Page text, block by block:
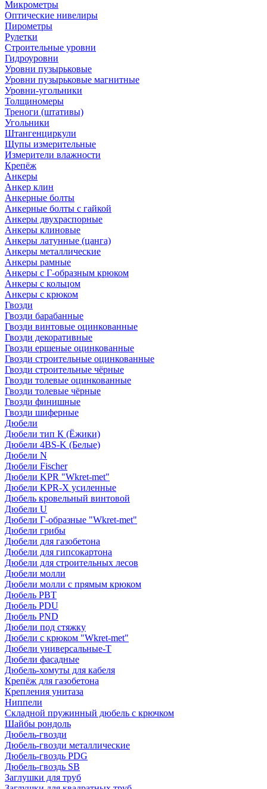
Микрометры
Оптические нивелиры
Пирометры
Рулетки
Строительные уровни
Гидроуровни
Уровни пузырьковые
Уровни пузырьковые магнитные
Уровни-угольники
Толщиномеры
Треноги (штативы)
Угольники
Штангенциркули
Щупы измерительные
Измерители влажности
Крепёж
Анкеры
Анкер клин
Анкерные болты
Анкерные болты с гайкой
Анкеры двухраспорные
Анкеры клиновые
Анкеры латунные (цанга)
Анкеры металлические
Анкеры рамные
Анкеры с Г-образным крюком
Анкеры с кольцом
Анкеры с крюком
Гвозди
Гвозди барабанные
Гвозди винтовые оцинкованные
Гвозди декоративные
Гвозди ершеные оцинкованные
Гвозди строительные оцинкованные
Гвозди строительные чёрные
Гвозди толевые оцинкованные
Гвозди толевые чёрные
Гвозди финишные
Гвозди шиферные
Дюбели
Дюбели тип К (Ёжики)
Дюбели 4BS-K (Белые)
Дюбели N
Дюбели Fischer
Дюбели KPR "Wkret-met"
Дюбели KPR-Х усиленные
Дюбель кровельный винтовой
Дюбели U
Дюбели Г-образные "Wkret-met"
Дюбели грибы
Дюбели для газобетона
Дюбели для гипсокартона
Дюбели для строительных лесов
Дюбели молли
Дюбели молли с прямым крюком
Дюбель PBT
Дюбель PDU
Дюбель PND
Дюбели под стяжку
Дюбели с крюком "Wkret-met"
Дюбели универсальные-Т
Дюбели фасадные
Дюбель-хомуты для кабеля
Крепёж для газобетона
Крепления унитаза
Ниппели
Складной пружинный дюбель с крючком
Шайбы рондоль
Дюбель-гвозди
Дюбель-гвозди металлические
Дюбель-гвоздь PDG
Дюбель-гвоздь SB
Заглушки для труб